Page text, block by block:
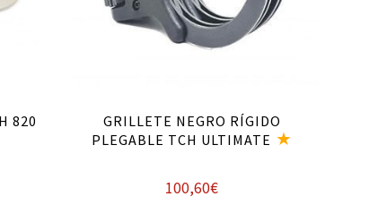
820
GRILLETE NEGRO RÍGIDO
PLEGABLE TCH ULTIMATE
100,60€